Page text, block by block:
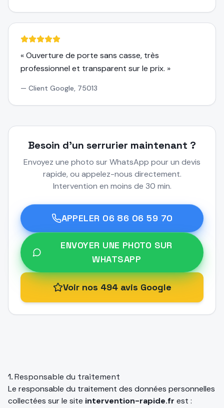
«Ouverture de porte sans casse, très
professionnel et transparent sur le prix. »
— Client Google, 75013
Besoin d'un serrurier maintenant ?
Envoyez une photo sur WhatsApp pour un devis
rapide, ou appelez-nous directement.
Intervention en moins de 30 min.
APPELER 06 86 06 59 70
ENVOYER UNE PHOTO SUR
WHATSAPP
Voir nos 494 avis Google
1. Responsable du traitement
Le responsable du traitement des données personnelles
collectées sur le site intervention-rapide.fr est :